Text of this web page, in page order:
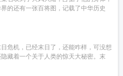
的还有一张百将图，记载了中华历史
危机，已经末日了，还能咋样，可没想
藏着一个关于人类的惊天大秘密。末